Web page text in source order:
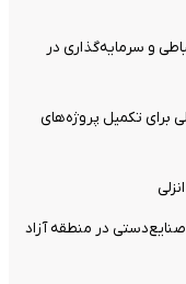
و سرمایه‌گذاری در
برای تکمیل پروژه‌های
صنایع‌دستی در منطقه آزاد